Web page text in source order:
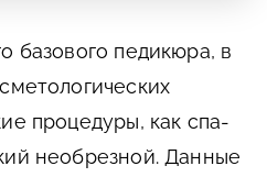
базового педикюра, в
процедуры, как спа-
необрезной. Данные